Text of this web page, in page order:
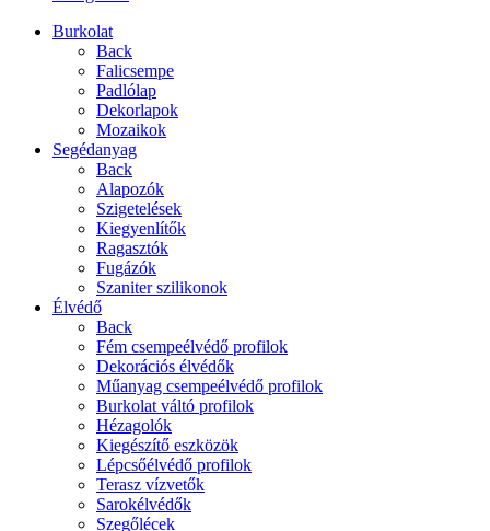
Burkolat
Back
Falicsempe
Padlólap
Dekorlapok
Mozaikok
Segédanyag
Back
Alapozók
Szigetelések
Kiegyenlítők
Ragasztók
Fugázók
Szaniter szilikonok
Élvédő
Back
Fém csempeélvédő profilok
Dekorációs élvédők
Műanyag csempeélvédő profilok
Burkolat váltó profilok
Hézagolók
Kiegészítő eszközök
Lépcsőélvédő profilok
Terasz vízvetők
Sarokélvédők
Szegőlécek